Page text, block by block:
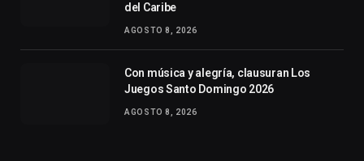
del Caribe
AGOSTO 8, 2026
Con música y alegría, clausuran Los
Juegos Santo Domingo 2026
AGOSTO 8, 2026